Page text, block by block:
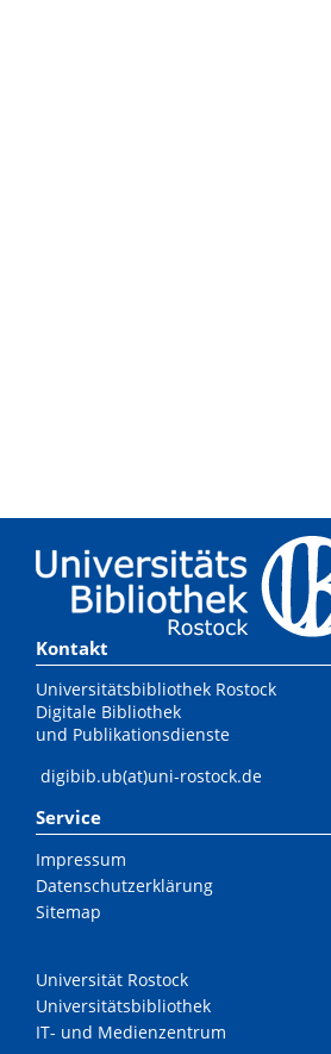
Kontakt
Universitätsbibliothek Rostock
Digitale Bibliothek
und Publikationsdienste
digibib.ub(at)uni-rostock.de
Service
Impressum
Datenschutzerklärung
Sitemap
Universität Rostock
Universitätsbibliothek
IT- und Medienzentrum